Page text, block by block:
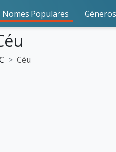
Nomes Populares Géneros
C Céu